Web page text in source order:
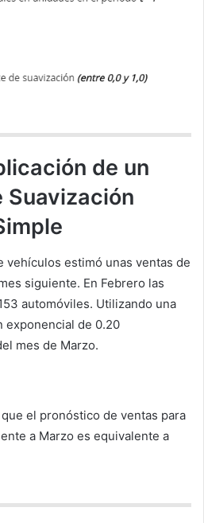
de un
Suavización
vehículos estimó unas ventas de
siguiente. En Febrero las
automóviles. Utilizando una
exponencial de 0.20
mes de Marzo.
el pronóstico de ventas para
a Marzo es equivalente a